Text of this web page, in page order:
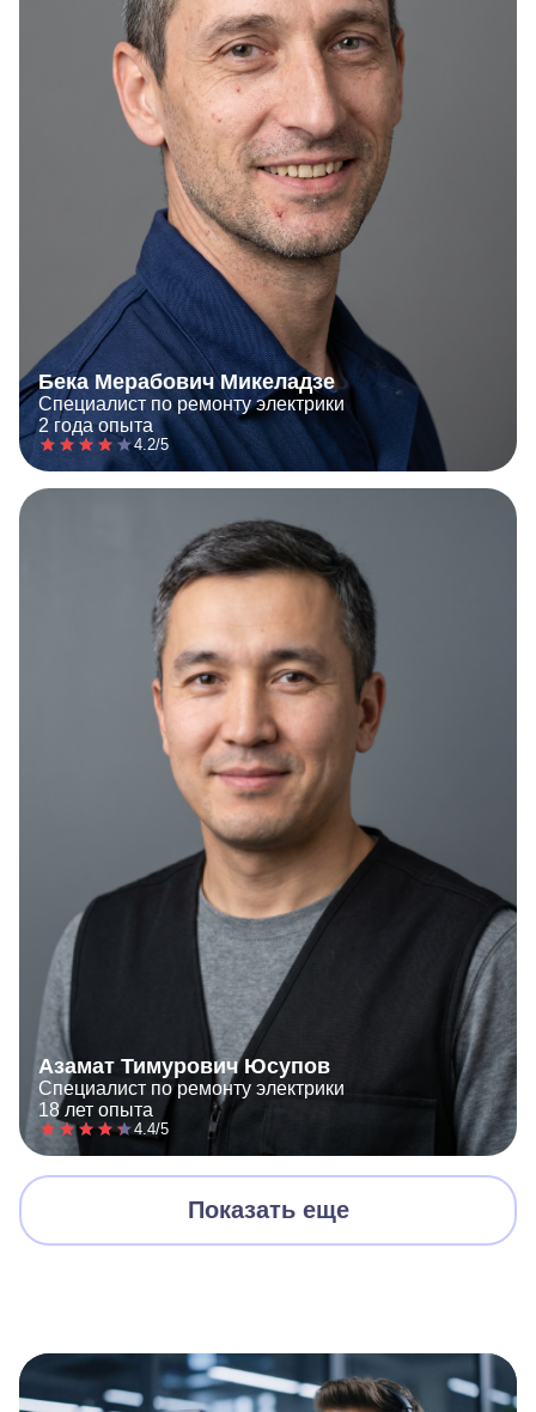
Бека Мерабович Микеладзе
Специалист по ремонту электрики
2 года опыта
4.2/5
Азамат Тимурович Юсупов
Специалист по ремонту электрики
18 лет опыта
4.4/5
Показать еще